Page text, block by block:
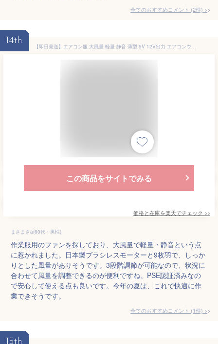
全てのおすすめコメント (2件) >
14th
【即日発送】エアコン服 大風量 軽量 静音 薄型 5V 12V出力 エアコンウェア ファン 2個セット 日本製ブラシレスモーター 9枚羽強力ファン 3段階調節可能 熱中症対策 ファン PSE認証済み 作業服専用 電動ファン用ウェア クールウェア 専用備品 ページ 作業服 作業 交換用
この商品をサイトでみる
価格と在庫を楽天でチェック >>
まさまさa(60代・男性)
作業服用のファンを探しており、大風量で軽量・静音という点
に惹かれました。日本製ブラシレスモーターと9枚羽で、しっか
りとした風量がありそうです。3段階調節が可能なので、状況に
合わせて風量を調整できるのが便利ですね。PSE認証済みなの
で安心して使える点も良いです。今年の夏は、これで快適に作
業できそうです。
全てのおすすめコメント (1件) >
15th